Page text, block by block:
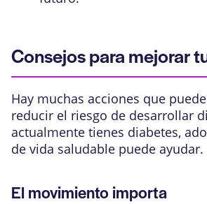
Consejos para mejorar
Hay muchas acciones que
reducir el riesgo de desarrollar
actualmente tienes diabetes,
de vida saludable puede ayudar.
El movimiento importa